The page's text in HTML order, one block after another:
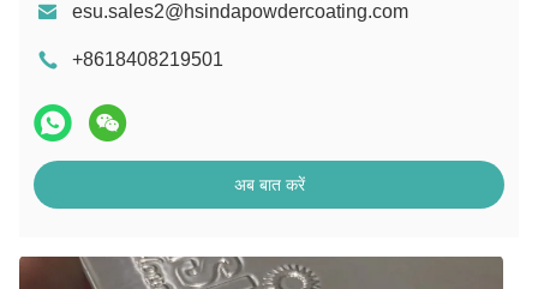
esu.sales2@hsindapowdercoating.com
+8618408219501
अब बात करें